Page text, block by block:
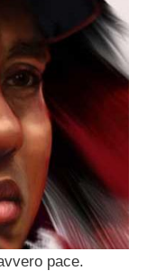
pace.